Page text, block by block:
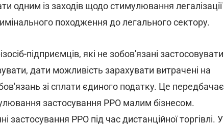
одним із заходів щодо стимулювання легалізації
походження до легального сектору.
підприємців, які не зобов'язані застосовувати
дати можливість зарахувати витрачені на
зі сплати єдиного податку. Це передбачає
застосування РРО малим бізнесом.
РРО під час дистанційної торгівлі. У